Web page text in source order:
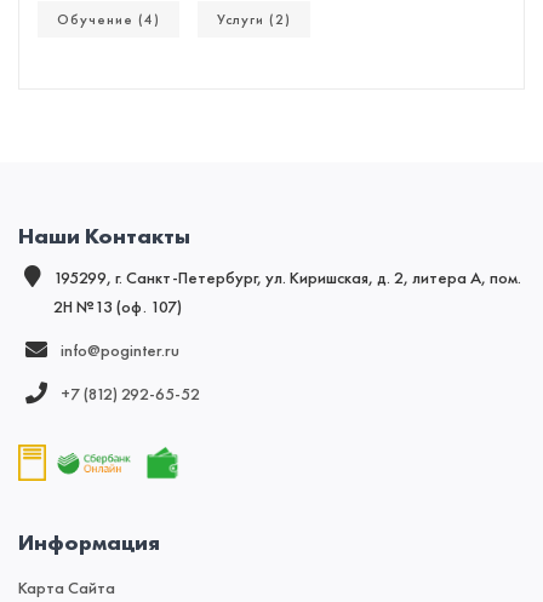
Обучение (4) Услуги (2)
Наши Контакты
195299, г. Санкт-Петербург, ул. Киришская, д. 2, литера А, пом.
2Н №13 (оф. 107)
info@poginter.ru
+7 (812) 292‑65‑52
Информация
Карта Сайта